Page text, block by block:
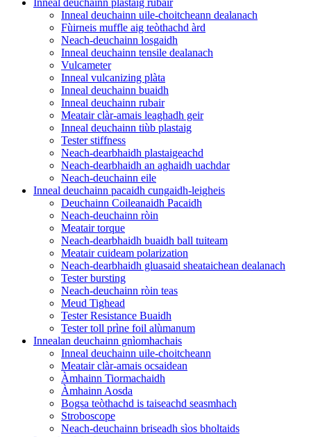
Inneal deuchainn uile-choitcheann dealanach
Fùirneis muffle aig teòthachd àrd
Neach-deuchainn losgaidh
Inneal deuchainn tensile dealanach
Vulcameter
Inneal vulcanizing plàta
Inneal deuchainn buaidh
Inneal deuchainn rubair
Meatair clàr-amais leaghadh geir
Inneal deuchainn tiùb plastaig
Tester stiffness
Neach-dearbhaidh plastaigeachd
Neach-dearbhaidh an aghaidh uachdar
Neach-deuchainn eile
Inneal deuchainn pacaidh cungaidh-leigheis
Deuchainn Coileanaidh Pacaidh
Neach-deuchainn ròin
Meatair torque
Neach-dearbhaidh buaidh ball tuiteam
Meatair cuideam polarization
Neach-dearbhaidh gluasaid sheataichean dealanach
Tester bursting
Neach-deuchainn ròin teas
Meud Tighead
Tester Resistance Buaidh
Tester toll prìne foil alùmanum
Innealan deuchainn gnìomhachais
Inneal deuchainn uile-choitcheann
Meatair clàr-amais ocsaidean
Àmhainn Tiormachaidh
Àmhainn Aosda
Bogsa teòthachd is taiseachd seasmhach
Stroboscope
Neach-deuchainn briseadh sìos bholtaids